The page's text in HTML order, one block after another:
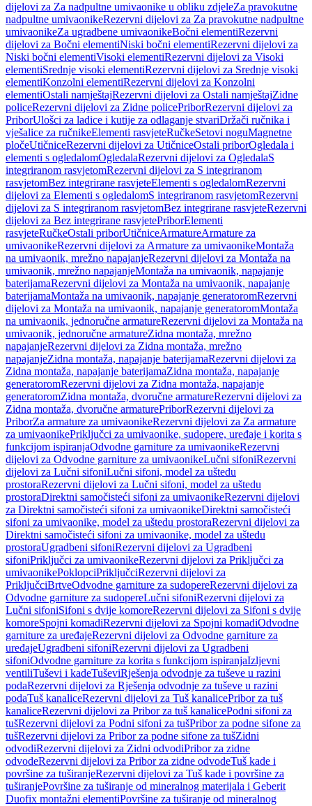
dijelovi za Za nadpultne umivaonike u obliku zdjeleZa pravokutne
nadpultne umivaonikeRezervni dijelovi za Za pravokutne nadpultne
umivaonikeZa ugradbene umivaonikeBočni elementiRezervni
dijelovi za Bočni elementiNiski bočni elementiRezervni dijelovi za
Niski bočni elementiVisoki elementiRezervni dijelovi za Visoki
elementiSrednje visoki elementiRezervni dijelovi za Srednje visoki
elementiKonzolni elementiRezervni dijelovi za Konzolni
elementiOstali namještajRezervni dijelovi za Ostali namještajZidne
policeRezervni dijelovi za Zidne policePriborRezervni dijelovi za
PriborUlošci za ladice i kutije za odlaganje stvariDržači ručnika i
vješalice za ručnikeElementi rasvjeteRučkeSetovi noguMagnetne
pločeUtičniceRezervni dijelovi za UtičniceOstali priborOgledala i
elementi s ogledalomOgledalaRezervni dijelovi za OgledalaS
integriranom rasvjetomRezervni dijelovi za S integriranom
rasvjetomBez integrirane rasvjeteElementi s ogledalomRezervni
dijelovi za Elementi s ogledalomS integriranom rasvjetomRezervni
dijelovi za S integriranom rasvjetomBez integrirane rasvjeteRezervni
dijelovi za Bez integrirane rasvjetePriborElementi
rasvjeteRučkeOstali priborUtičniceArmatureArmature za
umivaonikeRezervni dijelovi za Armature za umivaonikeMontaža
na umivaonik, mrežno napajanjeRezervni dijelovi za Montaža na
umivaonik, mrežno napajanjeMontaža na umivaonik, napajanje
baterijamaRezervni dijelovi za Montaža na umivaonik, napajanje
baterijamaMontaža na umivaonik, napajanje generatoromRezervni
dijelovi za Montaža na umivaonik, napajanje generatoromMontaža
na umivaonik, jednoručne armatureRezervni dijelovi za Montaža na
umivaonik, jednoručne armatureZidna montaža, mrežno
napajanjeRezervni dijelovi za Zidna montaža, mrežno
napajanjeZidna montaža, napajanje baterijamaRezervni dijelovi za
Zidna montaža, napajanje baterijamaZidna montaža, napajanje
generatoromRezervni dijelovi za Zidna montaža, napajanje
generatoromZidna montaža, dvoručne armatureRezervni dijelovi za
Zidna montaža, dvoručne armaturePriborRezervni dijelovi za
PriborZa armature za umivaonikeRezervni dijelovi za Za armature
za umivaonikePriključci za umivaonike, sudopere, uređaje i korita s
funkcijom ispiranjaOdvodne garniture za umivaonikeRezervni
dijelovi za Odvodne garniture za umivaonikeLučni sifoniRezervni
dijelovi za Lučni sifoniLučni sifoni, model za uštedu
prostoraRezervni dijelovi za Lučni sifoni, model za uštedu
prostoraDirektni samočisteći sifoni za umivaonikeRezervni dijelovi
za Direktni samočisteći sifoni za umivaonikeDirektni samočisteći
sifoni za umivaonike, model za uštedu prostoraRezervni dijelovi za
Direktni samočisteći sifoni za umivaonike, model za uštedu
prostoraUgradbeni sifoniRezervni dijelovi za Ugradbeni
sifoniPriključci za umivaonikeRezervni dijelovi za Priključci za
umivaonikePoklopciPriključciRezervni dijelovi za
PriključciBrtveOdvodne garniture za sudopereRezervni dijelovi za
Odvodne garniture za sudopereLučni sifoniRezervni dijelovi za
Lučni sifoniSifoni s dvije komoreRezervni dijelovi za Sifoni s dvije
komoreSpojni komadiRezervni dijelovi za Spojni komadiOdvodne
garniture za uređajeRezervni dijelovi za Odvodne garniture za
uređajeUgradbeni sifoniRezervni dijelovi za Ugradbeni
sifoniOdvodne garniture za korita s funkcijom ispiranjaIzljevni
ventiliTuševi i kadeTuševiRješenja odvodnje za tuševe u razini
podaRezervni dijelovi za Rješenja odvodnje za tuševe u razini
podaTuš kanaliceRezervni dijelovi za Tuš kanalicePribor za tuš
kanaliceRezervni dijelovi za Pribor za tuš kanalicePodni sifoni za
tušRezervni dijelovi za Podni sifoni za tušPribor za podne sifone za
tušRezervni dijelovi za Pribor za podne sifone za tušZidni
odvodiRezervni dijelovi za Zidni odvodiPribor za zidne
odvodeRezervni dijelovi za Pribor za zidne odvodeTuš kade i
površine za tuširanjeRezervni dijelovi za Tuš kade i površine za
tuširanjePovršine za tuširanje od mineralnog materijala i Geberit
Duofix montažni elementiPovršine za tuširanje od mineralnog